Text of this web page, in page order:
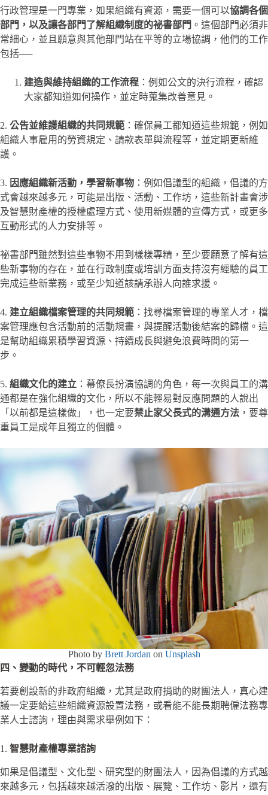
行政管理是一門專業，如果組織有資源，需要一個可以協調各個
部門，以及讓各部門了解組織制度的祕書部門 。這個部門必須非
常細心，並且願意與其他部門站在平等的立場協調，他們的工作
包括──
建造與維持組織的工作流程 ：例如公文的決行流程，確認
大家都知道如何操作，並定時蒐集改善意見。
2. 公告並維護組織的共同規範 ：確保員工都知道這些規範，例如
組織人事雇用的勞資規定、請款表單與流程等，並定期更新維
護。
3. 因應組織新活動，學習新事物 ：例如倡議型的組織，倡議的方
式會越來越多元，可能是出版、活動、工作坊，這些新計畫會涉
及智慧財產權的授權處理方式、使用新媒體的宣傳方式，或更多
互動形式的人力安排等。
祕書部門雖然對這些事物不用到樣樣專精，至少要願意了解有這
些新事物的存在，並在行政制度或培訓方面支持沒有經驗的員工
完成這些新業務，或至少知道該請承辦人向誰求援。
4. 建立組織檔案管理的共同規範 ：找尋檔案管理的專業人才，檔
案管理應包含活動前的活動規畫，與提醒活動後結案的歸檔。這
是幫助組織累積學習資源、持續成長與避免浪費時間的第一
步。
5. 組織文化的建立 ：幕僚長扮演協調的角色，每一次與員工的溝
通都是在強化組織的文化，所以不能輕易對反應問題的人說出
「以前都是這樣做」，也一定要禁止家父長式的溝通方法 ，要尊
重員工是成年且獨立的個體。
Photo by Brett Jordanon Unsplash
四、變動的時代，不可輕忽法務
若要創設新的非政府組織，尤其是政府捐助的財團法人，真心建
議一定要給這些組織資源設置法務，或看能不能長期聘僱法務專
業人士諮詢，理由與需求舉例如下：
1. 智慧財產權專業諮詢
如果是倡議型、文化型、研究型的財團法人，因為倡議的方式越
來越多元，包括越來越活潑的出版、展覽、工作坊、影片，還有